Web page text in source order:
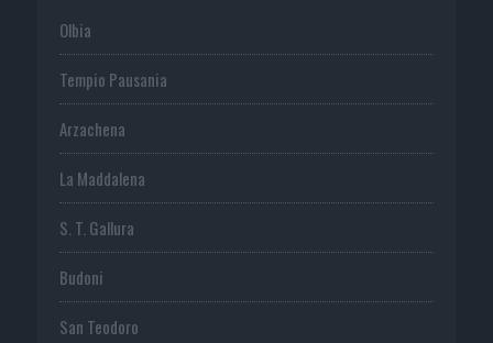
Olbia
Tempio Pausania
Arzachena
La Maddalena
S. T. Gallura
Budoni
San Teodoro